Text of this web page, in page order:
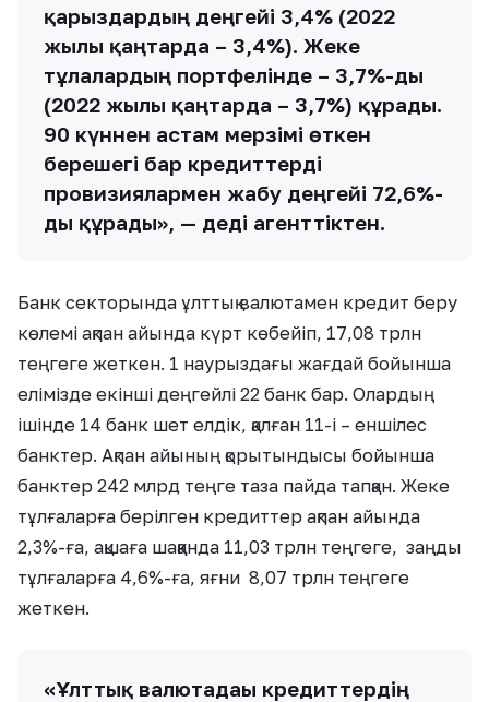
қарыздардың деңгейі 3,4% (2022
жылғы қаңтарда – 3,4%). Жеке
тұлғалардың портфелінде – 3,7%-ды
(2022 жылғы қаңтарда – 3,7%) құрады.
90 күннен астам мерзімі өткен
берешегі бар кредиттерді
провизиялармен жабу деңгейі 72,6%-
ды құрады», — деді агенттіктен.
Банк секторында ұлттық валютамен кредит беру
көлемі ақпан айында күрт көбейіп, 17,08 трлн
теңгеге жеткен. 1 наурыздағы жағдай бойынша
елімізде екінші деңгейлі 22 банк бар. Олардың
ішінде 14 банк шет елдік, қалған 11-і – еншілес
банктер. Ақпан айының қорытындысы бойынша
банктер 242 млрд теңге таза пайда тапқан. Жеке
тұлғаларға берілген кредиттер ақпан айында
2,3%-ға, ақшаға шаққанда 11,03 трлн теңгеге, заңды
тұлғаларға 4,6%-ға, яғни 8,07 трлн теңгеге
жеткен.
«Ұлттық валютадағы кредиттердің